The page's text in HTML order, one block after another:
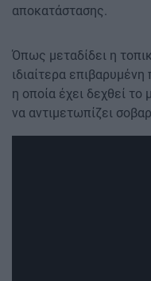
αποκατάστασης.
Όπως μεταδίδει η
ιδιαίτερα
η οποία έχει δεχθεί το
να αντιμετωπίζει